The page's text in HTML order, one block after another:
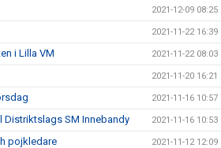
2021-12-09 08:25
2021-11-22 16:39
i Lilla VM 2021-11-22 08:03
2021-11-20 16:21
2021-11-16 10:57
Distriktslags SM Innebandy 2021-11-16 10:53
pojkledare 2021-11-12 12:09